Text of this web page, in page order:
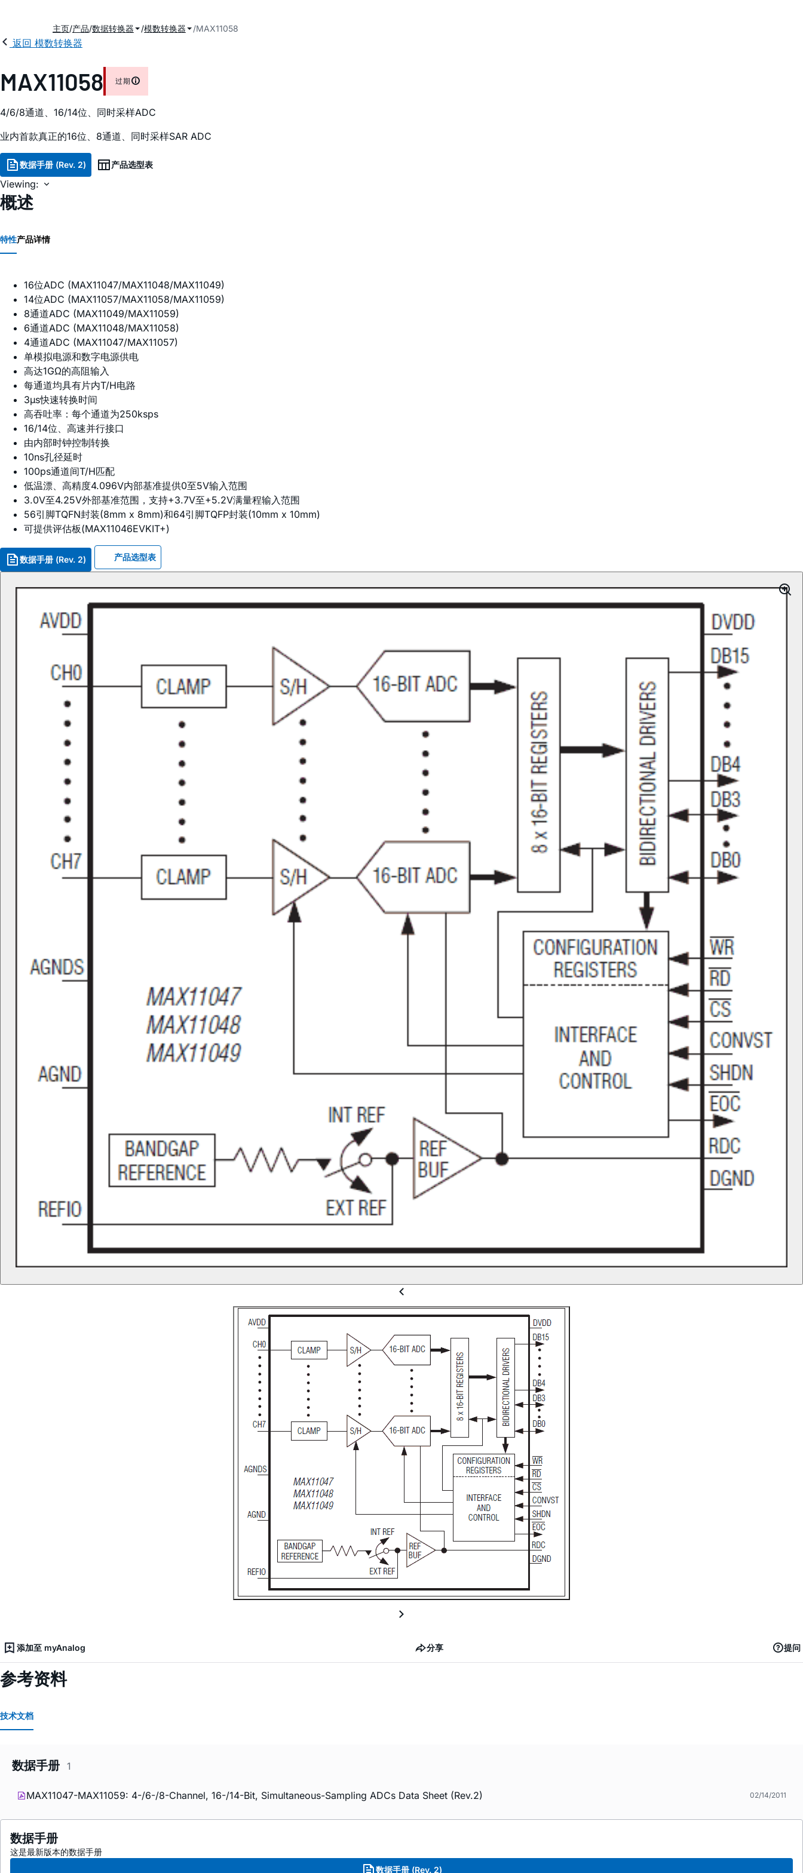
主页 产品 数据转换器 模数转换器 MAX11058
返回 模数转换器
MAX11058 过期
4/6/8通道、16/14位、同时采样ADC
业内首款真正的16位、8通道、同时采样SAR ADC
数据手册 (Rev. 2) 产品选型表
Viewing:
概述
特性产品详情
16位ADC (MAX11047/MAX11048/MAX11049)
14位ADC (MAX11057/MAX11058/MAX11059)
8通道ADC (MAX11049/MAX11059)
6通道ADC (MAX11048/MAX11058)
4通道ADC (MAX11047/MAX11057)
单模拟电源和数字电源供电
高达1GΩ的高阻输入
每通道均具有片内T/H电路
3µs快速转换时间
高吞吐率：每个通道为250ksps
16/14位、高速并行接口
由内部时钟控制转换
10ns孔径延时
100ps通道间T/H匹配
低温漂、高精度4.096V内部基准提供0至5V输入范围
3.0V至4.25V外部基准范围，支持+3.7V至+5.2V满量程输入范围
56引脚TQFN封装(8mm x 8mm)和64引脚TQFP封装(10mm x 10mm)
可提供评估板(MAX11046EVKIT+)
数据手册 (Rev. 2) 产品选型表
添加至 myAnalog 分享 提问
参考资料
技术文档
数据手册 1
MAX11047-MAX11059: 4-/6-/8-Channel, 16-/14-Bit, Simultaneous-Sampling ADCs Data Sheet (Rev.2) 02/14/2011
数据手册
这是最新版本的数据手册
数据手册 (Rev. 2)